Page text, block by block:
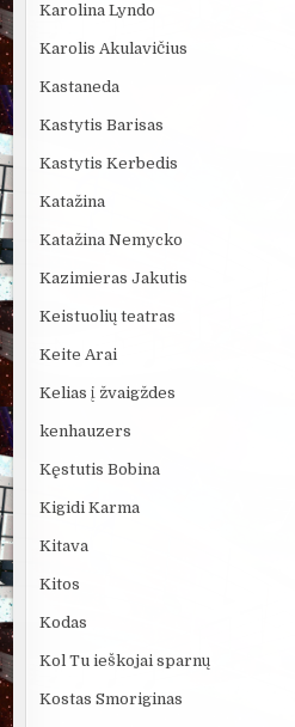
Karolina Lyndo
Karolis Akulavičius
Kastaneda
Kastytis Barisas
Kastytis Kerbedis
Katažina
Katažina Nemycko
Kazimieras Jakutis
Keistuolių teatras
Keite Arai
Kelias į žvaigždes
kenhauzers
Kęstutis Bobina
Kigidi Karma
Kitava
Kitos
Kodas
Kol Tu ieškojai sparnų
Kostas Smoriginas